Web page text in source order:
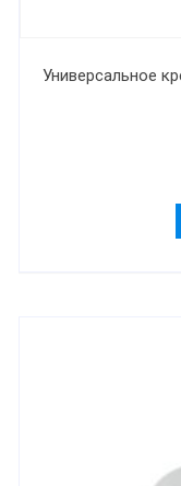
Универсальное